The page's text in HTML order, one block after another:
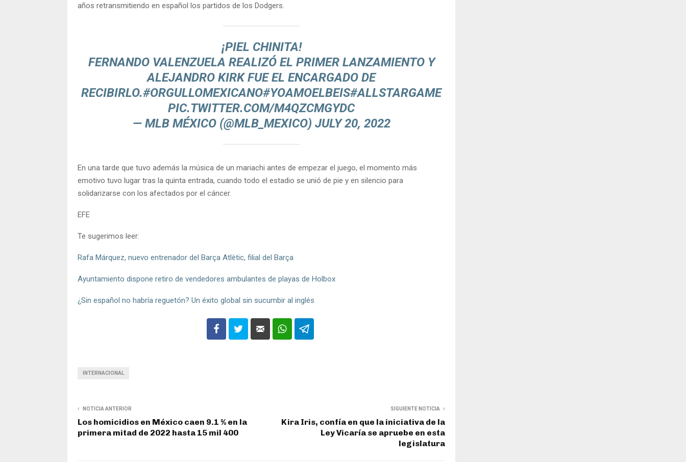
años retransmitiendo en español los partidos de los Dodgers.
¡PIEL CHINITA!
FERNANDO VALENZUELA REALIZÓ EL PRIMER LANZAMIENTO Y
ALEJANDRO KIRK FUE EL ENCARGADO DE
RECIBIRLO.#ORGULLOMEXICANO#YOAMOELBEIS#ALLSTARGAME
PIC.TWITTER.COM/M4QZCMGYDC
— MLB MÉXICO (@MLB_MEXICO) JULY 20, 2022
En una tarde que tuvo además la música de un mariachi antes de empezar el juego, el momento más
emotivo tuvo lugar tras la quinta entrada, cuando todo el estadio se unió de pie y en silencio para
solidarizarse con los afectados por el cáncer.
EFE
Te sugerimos leer:
Rafa Márquez, nuevo entrenador del Barça Atlètic, filial del Barça
Ayuntamiento dispone retiro de vendedores ambulantes de playas de Holbox
¿Sin español no habría reguetón? Un éxito global sin sucumbir al inglés
INTERNACIONAL
NOTICIA ANTERIOR
Los homicidios en México caen 9.1 % en la
primera mitad de 2022 hasta 15 mil 400
SIGUIENTE NOTICIA
Kira Iris, confía en que la iniciativa de la
Ley Vicaría se apruebe en esta
legislatura